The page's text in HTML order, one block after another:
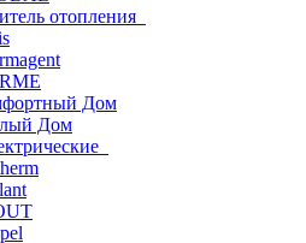
отопления
Дом
Дом